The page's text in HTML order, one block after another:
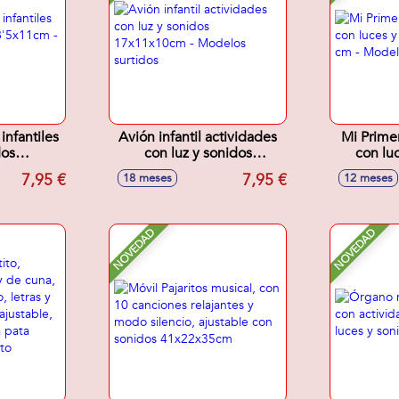
7,95 €
Avión infantil actividades
con luz y sonidos
17x11x10cm - Modelos
surtidos
18 meses 7,95 €
Mi
con
12 meses
NOVEDAD NOVEDAD